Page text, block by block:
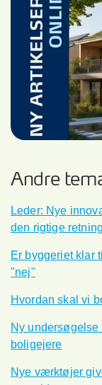
Andre
Leder: Nye
den rigtige retning
Er byggeriet klar
"nej"
Hvordan skal vi
Ny
boligejere
Nye værktøjer